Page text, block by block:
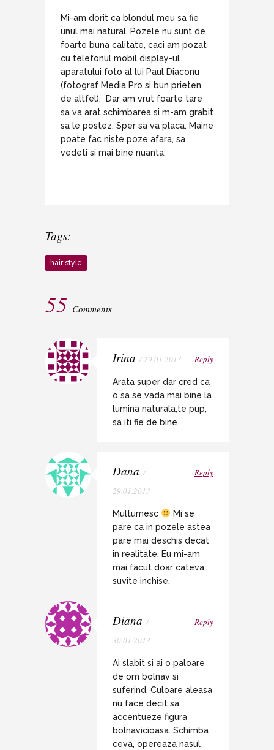
Mi-am dorit ca blondul meu sa fie
unul mai natural. Pozele nu sunt de
foarte buna calitate, caci am pozat
cu telefonul mobil display-ul
aparatului foto al lui Paul Diaconu
(fotograf Media Pro si bun prieten,
de altfel). Dar am vrut foarte tare
sa va arat schimbarea si m-am grabit
sa le postez. Sper sa va placa. Maine
poate fac niste poze afara, sa
vedeti si mai bine nuanta.
Tags:
hair style
55 Comments
Irina / 29.01.2013 Reply
Arata super dar cred ca
o sa se vada mai bine la
lumina naturala,te pup,
sa iti fie de bine
Dana /
29.01.2013
Reply
Multumesc
Mi se
pare ca in pozele astea
pare mai deschis decat
in realitate. Eu mi-am
mai facut doar cateva
suvite inchise.
Diana /
30.01.2013
Reply
Ai slabit si ai o paloare
de om bolnav si
suferind. Culoare aleasa
nu face decit sa
accentueze figura
bolnavicioasa. Schimba
ceva, opereaza nasul